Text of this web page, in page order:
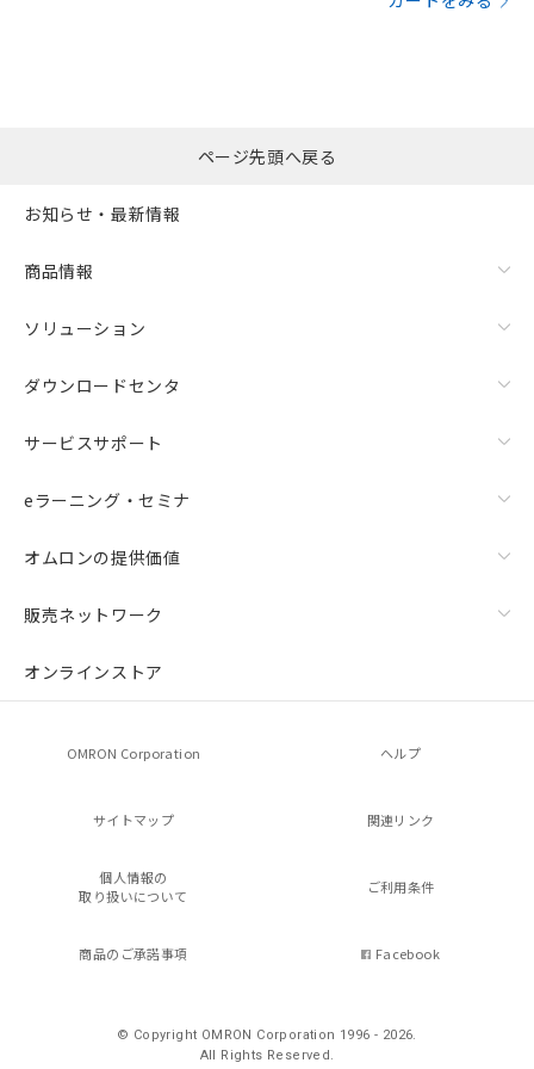
ページ先頭へ戻る
お知らせ・最新情報
商品情報
ソリューション
ダウンロードセンタ
サービスサポート
eラーニング・セミナ
オムロンの提供価値
販売ネットワーク
オンラインストア
OMRON Corporation ヘルプ
サイトマップ 関連リンク
個人情報の
取り扱いについて
ご利用条件
商品のご承諾事項 Facebook
© Copyright OMRON Corporation 1996 - 2026.
All Rights Reserved.